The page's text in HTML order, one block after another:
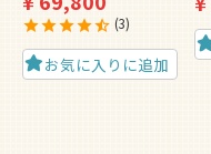
3
お気に入りに追加